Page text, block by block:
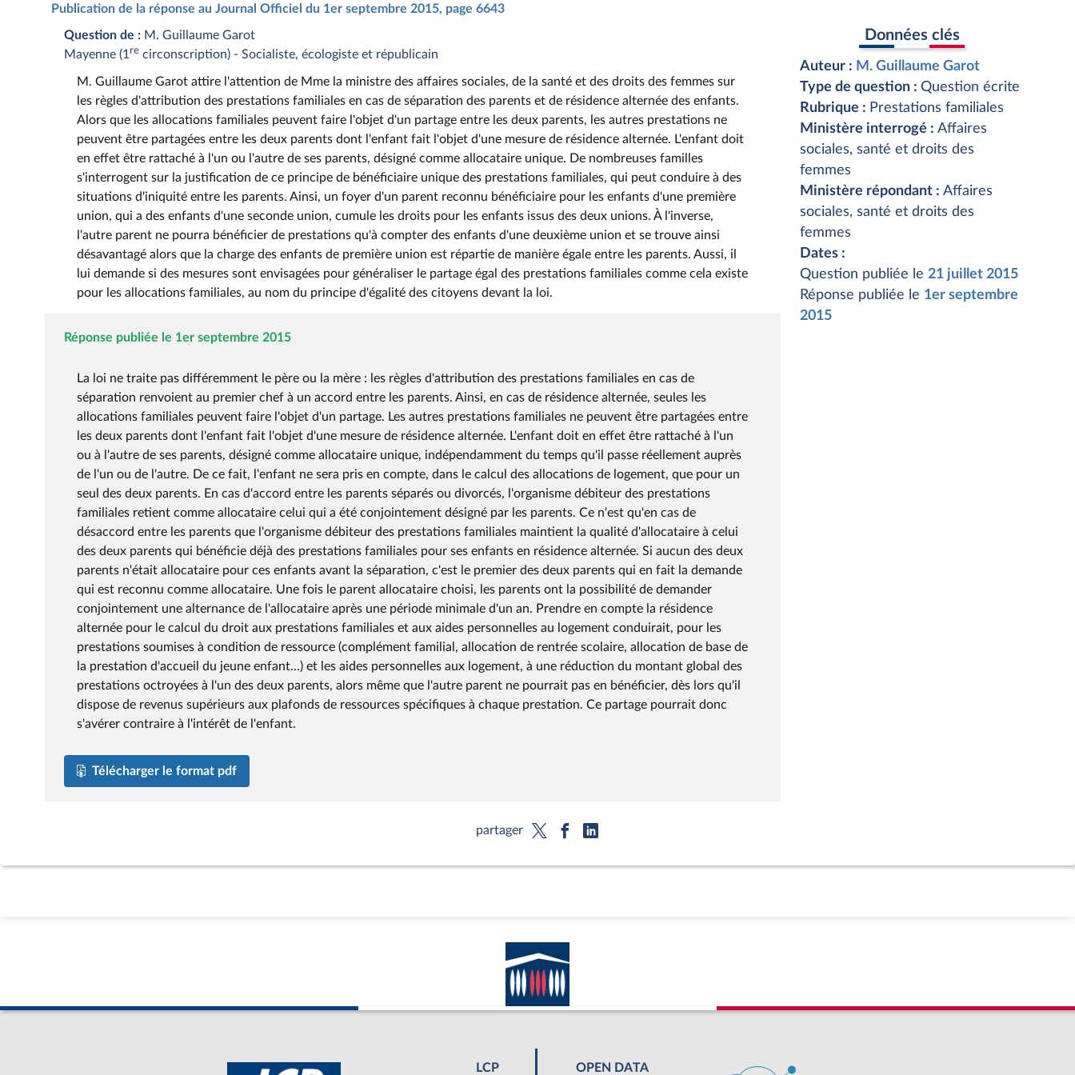
Publication de la réponse au Journal Officiel du 1er septembre 2015, page 6643
Question de : M. Guillaume Garot
Mayenne (1 re circonscription) - Socialiste, écologiste et républicain
M. Guillaume Garot attire l'attention de Mme la ministre des affaires sociales, de la santé et des droits des femmes sur
les règles d'attribution des prestations familiales en cas de séparation des parents et de résidence alternée des enfants.
Alors que les allocations familiales peuvent faire l'objet d'un partage entre les deux parents, les autres prestations ne
peuvent être partagées entre les deux parents dont l'enfant fait l'objet d'une mesure de résidence alternée. L'enfant doit
en effet être rattaché à l'un ou l'autre de ses parents, désigné comme allocataire unique. De nombreuses familles
s'interrogent sur la justification de ce principe de bénéficiaire unique des prestations familiales, qui peut conduire à des
situations d'iniquité entre les parents. Ainsi, un foyer d'un parent reconnu bénéficiaire pour les enfants d'une première
union, qui a des enfants d'une seconde union, cumule les droits pour les enfants issus des deux unions. À l'inverse,
l'autre parent ne pourra bénéficier de prestations qu'à compter des enfants d'une deuxième union et se trouve ainsi
désavantagé alors que la charge des enfants de première union est répartie de manière égale entre les parents. Aussi, il
lui demande si des mesures sont envisagées pour généraliser le partage égal des prestations familiales comme cela existe
pour les allocations familiales, au nom du principe d'égalité des citoyens devant la loi.
Réponse publiée le 1er septembre 2015
La loi ne traite pas différemment le père ou la mère : les règles d'attribution des prestations familiales en cas de
séparation renvoient au premier chef à un accord entre les parents. Ainsi, en cas de résidence alternée, seules les
allocations familiales peuvent faire l'objet d'un partage. Les autres prestations familiales ne peuvent être partagées entre
les deux parents dont l'enfant fait l'objet d'une mesure de résidence alternée. L'enfant doit en effet être rattaché à l'un
ou à l'autre de ses parents, désigné comme allocataire unique, indépendamment du temps qu'il passe réellement auprès
de l'un ou de l'autre. De ce fait, l'enfant ne sera pris en compte, dans le calcul des allocations de logement, que pour un
seul des deux parents. En cas d'accord entre les parents séparés ou divorcés, l'organisme débiteur des prestations
familiales retient comme allocataire celui qui a été conjointement désigné par les parents. Ce n'est qu'en cas de
désaccord entre les parents que l'organisme débiteur des prestations familiales maintient la qualité d'allocataire à celui
des deux parents qui bénéficie déjà des prestations familiales pour ses enfants en résidence alternée. Si aucun des deux
parents n'était allocataire pour ces enfants avant la séparation, c'est le premier des deux parents qui en fait la demande
qui est reconnu comme allocataire. Une fois le parent allocataire choisi, les parents ont la possibilité de demander
conjointement une alternance de l'allocataire après une période minimale d'un an. Prendre en compte la résidence
alternée pour le calcul du droit aux prestations familiales et aux aides personnelles au logement conduirait, pour les
prestations soumises à condition de ressource (complément familial, allocation de rentrée scolaire, allocation de base de
la prestation d'accueil du jeune enfant...) et les aides personnelles aux logement, à une réduction du montant global des
prestations octroyées à l'un des deux parents, alors même que l'autre parent ne pourrait pas en bénéficier, dès lors qu'il
dispose de revenus supérieurs aux plafonds de ressources spécifiques à chaque prestation. Ce partage pourrait donc
s'avérer contraire à l'intérêt de l'enfant.
Télécharger le format pdf
Données clés
Auteur : M. Guillaume Garot
Type de question : Question écrite
Rubrique : Prestations familiales
Ministère interrogé : Affaires
sociales, santé et droits des
femmes
Ministère répondant : Affaires
sociales, santé et droits des
femmes
Dates :
Question publiée le 21 juillet 2015
Réponse publiée le 1er septembre
2015
partager
LCP OPEN DATA